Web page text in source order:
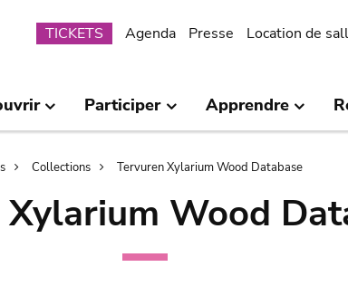
Submenu
TICKETS Agenda Presse Location de
Participer Apprendre
Collections Tervuren Xylarium Wood Database
Wood